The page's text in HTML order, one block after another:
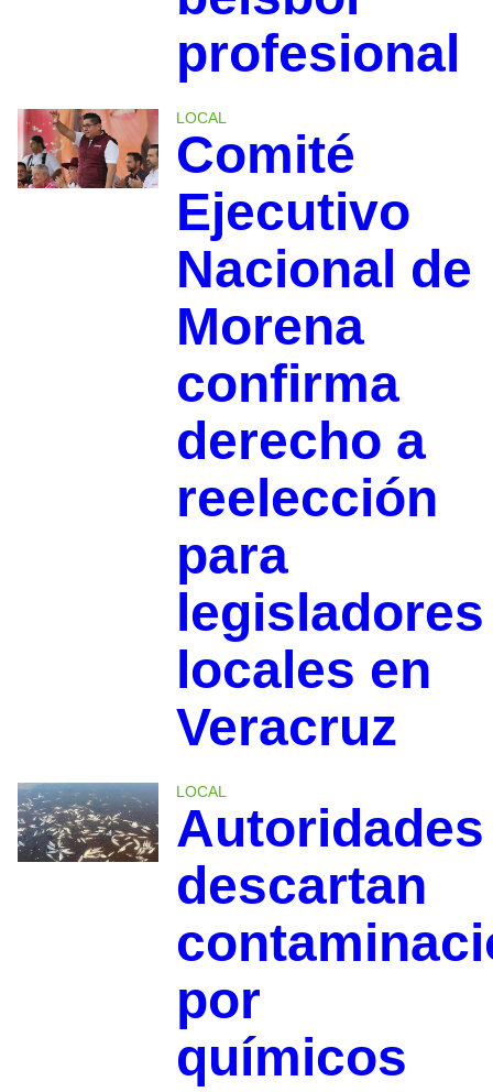
profesional
LOCAL
Comité
Ejecutivo
Nacional de
Morena
confirma
derecho a
reelección
para
legisladores
locales en
Veracruz
LOCAL
Autoridades
descartan
por
químicos